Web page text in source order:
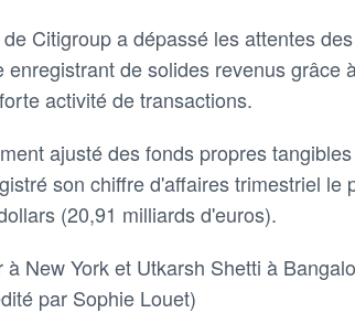
Citigroup a dépassé les attentes
de solides revenus grâce
activité de transactions.
ajusté des fonds propres
son chiffre d'affaires trimestriel le
(20,91 milliards d'euros).
New York et Utkarsh Shetti à
par Sophie Louet)